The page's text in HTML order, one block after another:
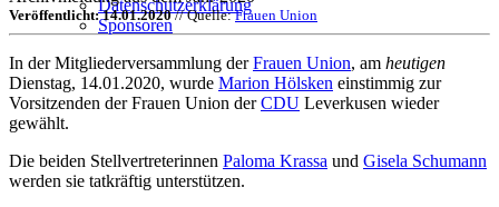
Datenschutzerklärung
Sponsoren
Veröffentlicht: 14.01.2020// Quelle:Frauen Union
In der Mitgliederversammlung derFrauen Union, am heutigen
Dienstag, 14.01.2020, wurde Marion Hölsken einstimmig zur
Vorsitzenden der Frauen Union derCDU Leverkusen wieder
gewählt.
Die beiden Stellvertreterinnen Paloma Krassa und Gisela Schumann
werden sie tatkräftig unterstützen.